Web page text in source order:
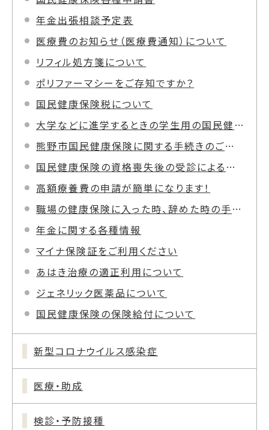
年金出張相談予定表
医療費のお知らせ（医療費通知）について
リフィル処方箋について
ポリファーマシーをご存知ですか？
国民健康保険税について
大学などに進学するときの学生用の国民健康保険（マル学）について
熊野市国民健康保険に関する手続きのご案内
国民健康保険の資格喪失後の受診による医療費の返還について（不当利得返還請求）
高額療養費の申請が簡単になります！
職場の健康保険に入った時、辞めた時の手続きについて
年金に関する各種情報
マイナ保険証をご利用ください
あはき治療の適正利用について
ジェネリック医薬品について
国民健康保険の保険給付について
新型コロナウイルス感染症
医療・助成
検診・予防接種